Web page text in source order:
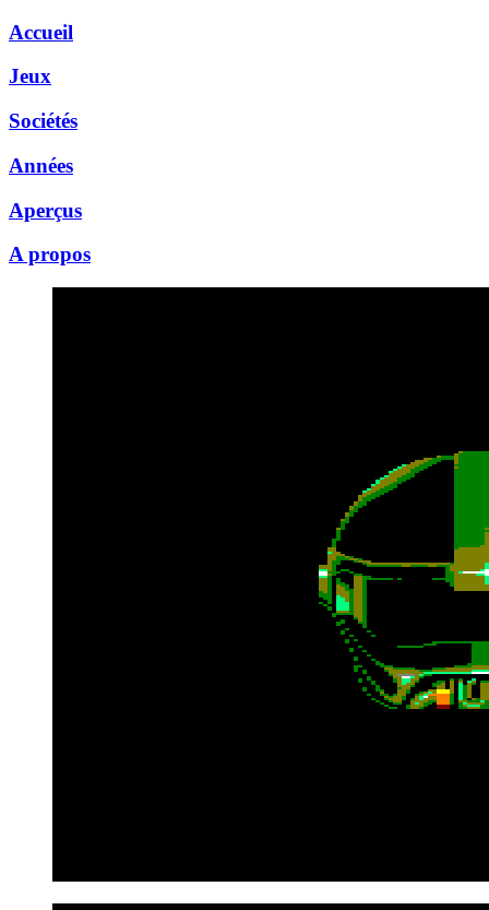
Accueil
Jeux
Sociétés
Années
Aperçus
A propos